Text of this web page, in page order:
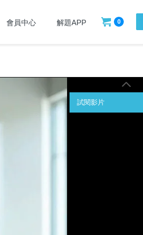
會員中心 解題APP 0
試閱影片